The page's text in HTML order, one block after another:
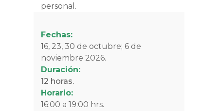
personal.
Fechas:
16, 23, 30 de octubre; 6 de
noviembre 2026.
Duración:
12 horas.
Horario:
16:00 a 19:00 hrs.